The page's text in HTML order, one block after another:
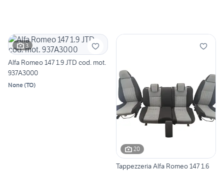
3
Alfa Romeo 147 1.9 JTD cod. mot.
937A3000
None(TO)
20
Tappezzeria Alfa Romeo 147 1.6